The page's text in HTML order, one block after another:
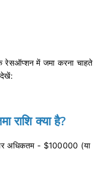
रेसऑप्शन में जमा करना चाहते
देखें:
राशि क्या है?
अधिकतम - $100000 (या